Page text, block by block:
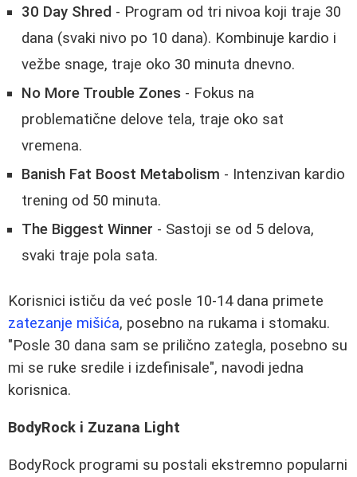
30 Day Shred - Program od tri nivoa koji traje 30
dana (svaki nivo po 10 dana). Kombinuje kardio i
vežbe snage, traje oko 30 minuta dnevno.
No More Trouble Zones - Fokus na
problematične delove tela, traje oko sat
vremena.
Banish Fat Boost Metabolism - Intenzivan kardio
trening od 50 minuta.
The Biggest Winner - Sastoji se od 5 delova,
svaki traje pola sata.
Korisnici ističu da već posle 10-14 dana primete
zatezanje mišića, posebno na rukama i stomaku.
"Posle 30 dana sam se prilično zategla, posebno su
mi se ruke sredile i izdefinisale", navodi jedna
korisnica.
BodyRock i Zuzana Light
BodyRock programi su postali ekstremno popularni